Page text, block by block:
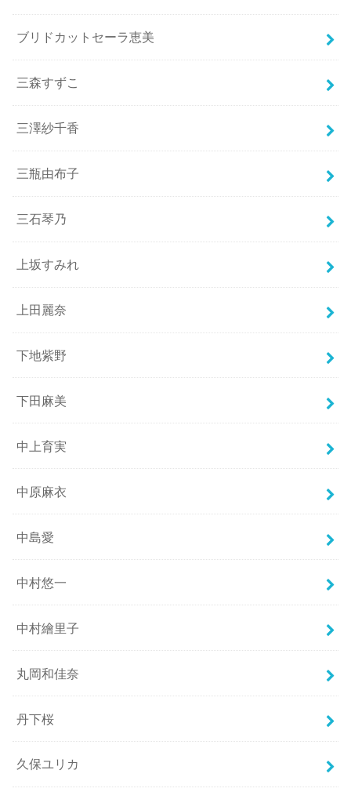
ブリドカットセーラ恵美
三森すずこ
三澤紗千香
三瓶由布子
三石琴乃
上坂すみれ
上田麗奈
下地紫野
下田麻美
中上育実
中原麻衣
中島愛
中村悠一
中村繪里子
丸岡和佳奈
丹下桜
久保ユリカ